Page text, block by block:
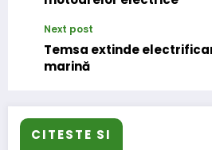
Next post
Temsa extinde
marină
CITESTE SI